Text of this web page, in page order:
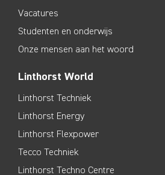
Vacatures
Studenten en onderwijs
Onze mensen aan het woord
Linthorst World
Linthorst Techniek
Linthorst Energy
Linthorst Flexpower
Tecco Techniek
Linthorst Techno Centre